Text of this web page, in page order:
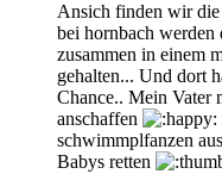
Ansich finden wir
bei hornbach werden
zusammen in einem
gehalten... Und dort
Chance.. Mein Vater
anschaffen
schwimmplfanzen
Babys retten